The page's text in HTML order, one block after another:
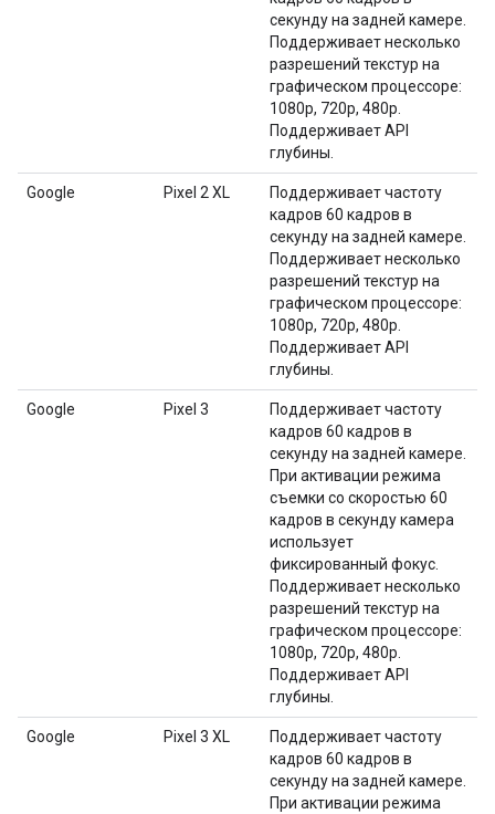
секунду на задней камере.
Поддерживает несколько
разрешений текстур на
графическом процессоре:
1080p, 720p, 480p.
Поддерживает API
глубины.
Google Pixel 2 XL
Поддерживает частоту
кадров 60 кадров в
секунду на задней камере.
Поддерживает несколько
разрешений текстур на
графическом процессоре:
1080p, 720p, 480p.
Поддерживает API
глубины.
Google Pixel 3
Поддерживает частоту
кадров 60 кадров в
секунду на задней камере.
При активации режима
съемки со скоростью 60
кадров в секунду камера
использует
фиксированный фокус.
Поддерживает несколько
разрешений текстур на
графическом процессоре:
1080p, 720p, 480p.
Поддерживает API
глубины.
Google Pixel 3 XL
Поддерживает частоту
кадров 60 кадров в
секунду на задней камере.
При активации режима